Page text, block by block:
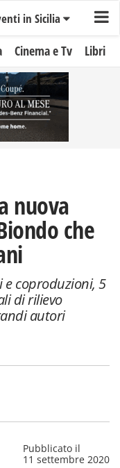
in Sicilia
Cinema e Tv Libri
nuova
che
coproduzioni, 5
di rilievo
autori
Pubblicato il
11 settembre 2020